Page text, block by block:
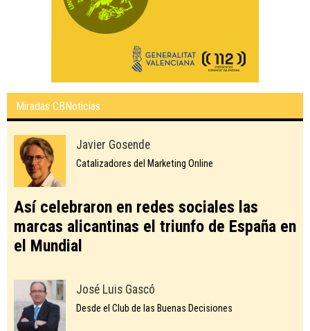
Miradas CBNoticias
Javier Gosende
Catalizadores del Marketing Online
Así celebraron en redes sociales las
marcas alicantinas el triunfo de España en
el Mundial
José Luis Gascó
Desde el Club de las Buenas Decisiones